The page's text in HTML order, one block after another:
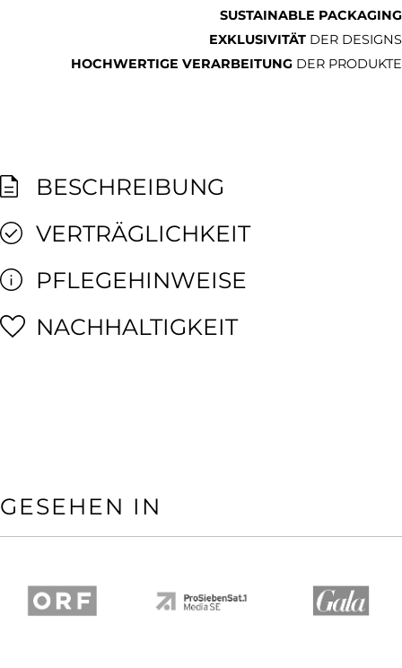
SUSTAINABLE PACKAGING
EXKLUSIVITÄT DER DESIGNS
HOCHWERTIGE VERARBEITUNG DER PRODUKTE
BESCHREIBUNG
VERTRÄGLICHKEIT
PFLEGEHINWEISE
NACHHALTIGKEIT
GESEHEN IN